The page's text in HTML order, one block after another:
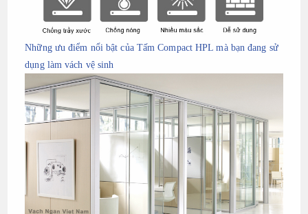
Những ưu điểm nổi bật của Tấm Compact HPL mà bạn đang sử
dụng làm vách vệ sinh